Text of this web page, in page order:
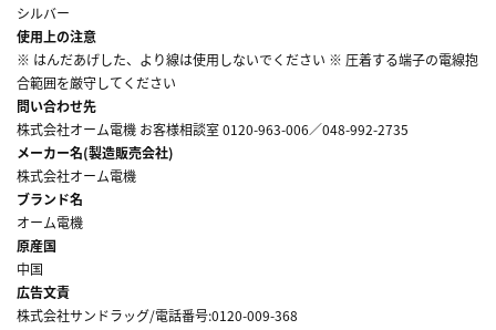
シルバー
使用上の注意
※ はんだあげした、より線は使用しないでください ※ 圧着する端子の電線抱
合範囲を厳守してください
問い合わせ先
株式会社オーム電機 お客様相談室 0120-963-006／048-992-2735
メーカー名(製造販売会社)
株式会社オーム電機
ブランド名
オーム電機
原産国
中国
広告文責
株式会社サンドラッグ/電話番号:0120-009-368